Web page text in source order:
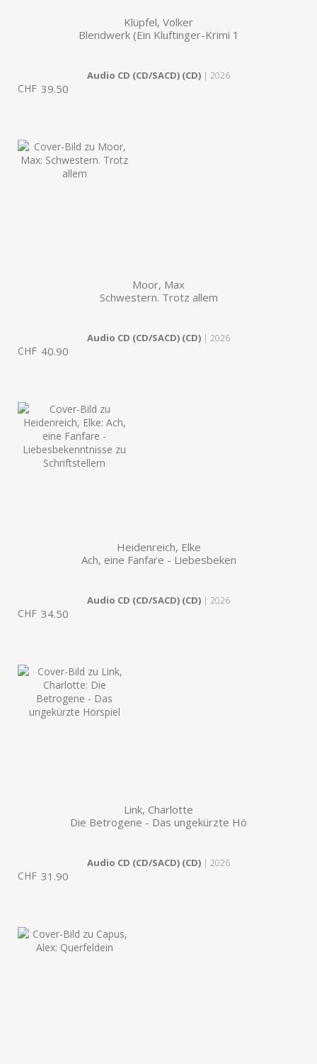
Klüpfel, Volker
Blendwerk (Ein Kluftinger-Krimi 1
Audio CD (CD/SACD) (CD) | 2026
CHF 39.50
Moor, Max
Schwestern. Trotz allem
Audio CD (CD/SACD) (CD) | 2026
CHF 40.90
Heidenreich, Elke
Ach, eine Fanfare - Liebesbeken
Audio CD (CD/SACD) (CD) | 2026
CHF 34.50
Link, Charlotte
Die Betrogene - Das ungekürzte Hö
Audio CD (CD/SACD) (CD) | 2026
CHF 31.90